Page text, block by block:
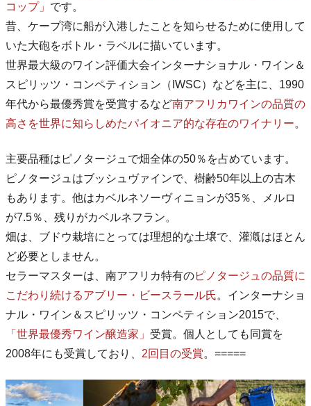
コップ」 です。
昔、ケープ湾に船が入港したことを知らせるために使用して
いた大砲をボトル・ラベルに描いています。
世界最大級のワイン評価大会インターナショナル・ワイン＆
スピリッツ・コンペティション（IWSC）などを主に、1990
年代から最優秀賞を受賞するなど南アフリカワインの品質の
高さを世界に知らしめたパイオニア的な存在のワイナリー。
主要品種はピノタージュで畑全体の50％を占めています。
ピノタージュはブッシュヴァインで、樹齢50年以上の古木
もあります。他はカベルネソーヴィニョンが35％、メルロ
が7.5％、残りがカベルネフラン。
畑は、ブドウ栽培にとっては理想的な土壌で、灌漑はほとん
ど必要としません。
セラーマスターは、南アフリカ特有のピノタージュの品質に
こだわり続けるアブリー・ビースラール氏。インターナショ
ナル・ワイン＆スピリッツ・コンペティション2015で、
「世界最優秀ワイン醸造家」 受賞。個人としても同賞を
2008年にも受賞しており、 2回目の受賞。=====